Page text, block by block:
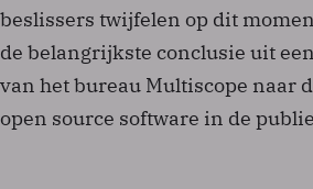
beslissers twijfelen op dit
de belangrijkste conclusie uit
van het bureau Multiscope naar
open source software in de